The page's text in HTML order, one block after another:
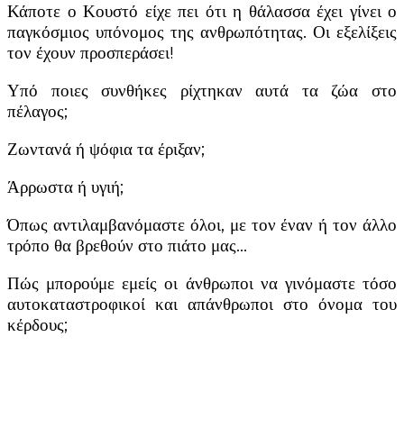
Κάποτε ο Κουστό είχε πει ότι η θάλασσα έχει γίνει ο
παγκόσμιος υπόνομος της ανθρωπότητας. Οι εξελίξεις
τον έχουν προσπεράσει!
Υπό ποιες συνθήκες ρίχτηκαν αυτά τα ζώα στο
πέλαγος;
Ζωντανά ή ψόφια τα έριξαν;
Άρρωστα ή υγιή;
Όπως αντιλαμβανόμαστε όλοι, με τον έναν ή τον άλλο
τρόπο θα βρεθούν στο πιάτο μας…
Πώς μπορούμε εμείς οι άνθρωποι να γινόμαστε τόσο
αυτοκαταστροφικοί και απάνθρωποι στο όνομα του
κέρδους;